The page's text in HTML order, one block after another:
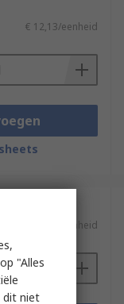
€ 12,13/eenheid
€ 8,08/eenheid
"Alles
dit niet